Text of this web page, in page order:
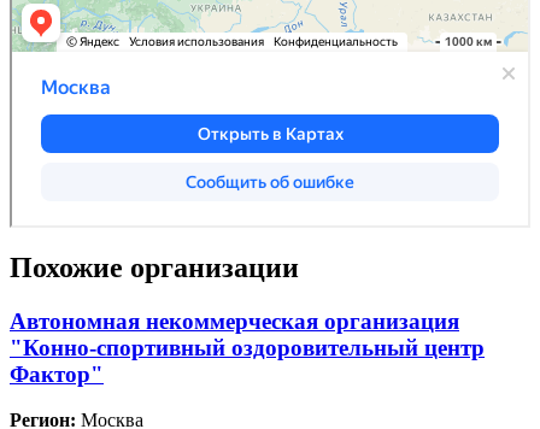
Похожие организации
Автономная некоммерческая организация
"Конно-спортивный оздоровительный центр
Фактор"
Регион: Москва